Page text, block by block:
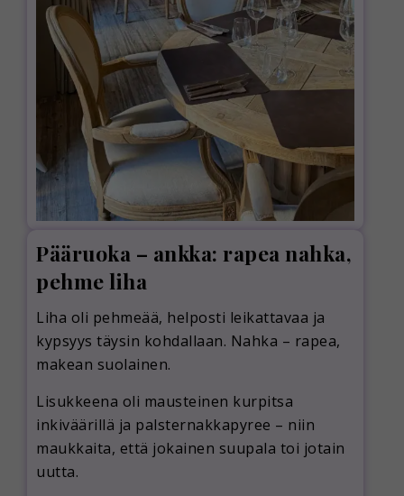
Pääruoka – ankka: rapea nahka,
pehme liha
Liha oli pehmeää, helposti leikattavaa ja
kypsyys täysin kohdallaan. Nahka – rapea,
makean suolainen.
Lisukkeena oli mausteinen kurpitsa
inkiväärillä ja palsternakkapyree – niin
maukkaita, että jokainen suupala toi jotain
uutta.